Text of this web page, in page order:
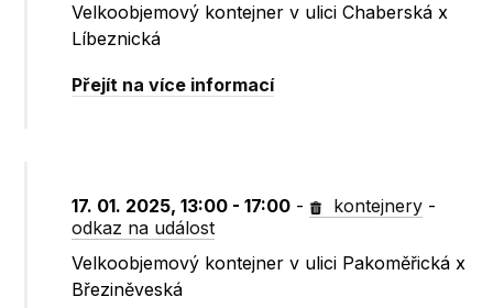
Velkoobjemový kontejner v ulici Chaberská x
Líbeznická
Přejít na více informací
17. 01. 2025, 13:00 - 17:00 - kontejnery -
odkaz na událost
Velkoobjemový kontejner v ulici Pakoměřická x
Březiněveská